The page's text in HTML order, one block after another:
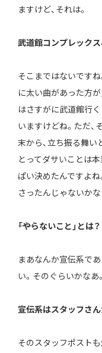
ますけど、それは。
――武道館コンプレック
そこまではないですね
に太い曲があった方
はさすがに武道館行
いますけどね。ただ
末から、立ち振る舞い
とってダサいことは本
ぱい決めたんですよね
さったんじゃないかな
――「やらないこと」とは？
まあなんか宣伝系で
い。そのぐらいかなあ。
――宣伝系はスタッフさ
そのスタッフポスト